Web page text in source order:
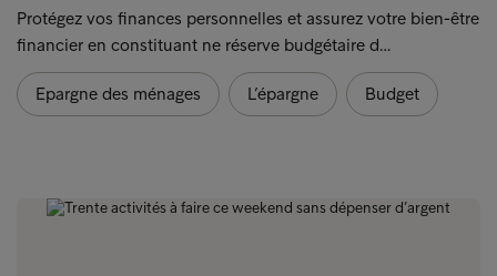
Protégez vos finances personnelles et assurez votre bien-être
financier en constituant ne réserve budgétaire d…
Epargne des ménages L’épargne Budget